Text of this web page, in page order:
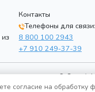
Контакты
Телефоны для связи:
8 800 100 2943
+7 910 249-37-39
©
согласие на